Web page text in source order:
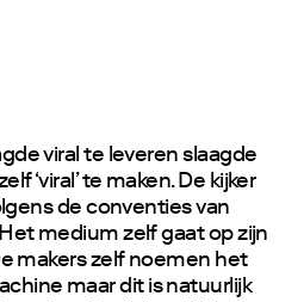
viral te leveren slaagde
‘viral’ te maken. De kijker
de conventies van
Het medium zelf gaat op zijn
makers zelf noemen het
maar dit is natuurlijk